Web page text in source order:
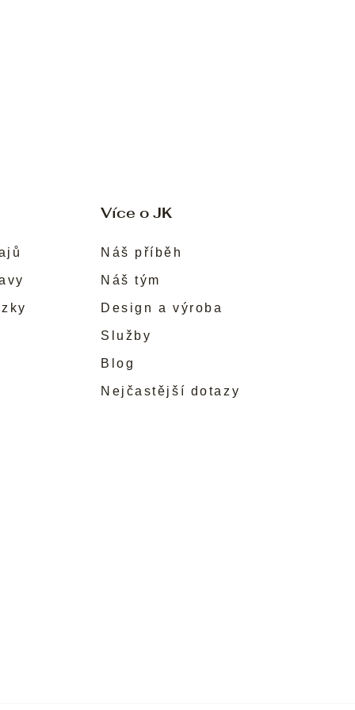
Více o JK
Náš příběh
Náš tým
Design a výroba
Služby
Blog
Nejčastější dotazy